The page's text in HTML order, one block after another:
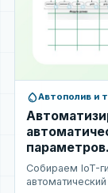
water_dropАвтополив и
параметров.
Собираем IoT-